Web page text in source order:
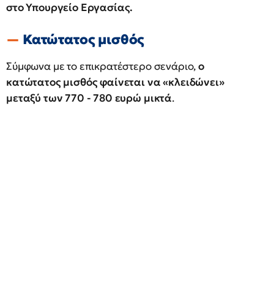
στο Υπουργείο Εργασίας.
Κατώτατος μισθός
Σύμφωνα με το επικρατέστερο σενάριο,ο
κατώτατος μισθός φαίνεται να «κλειδώνει»
μεταξύ των 770 - 780 ευρώ μικτά.